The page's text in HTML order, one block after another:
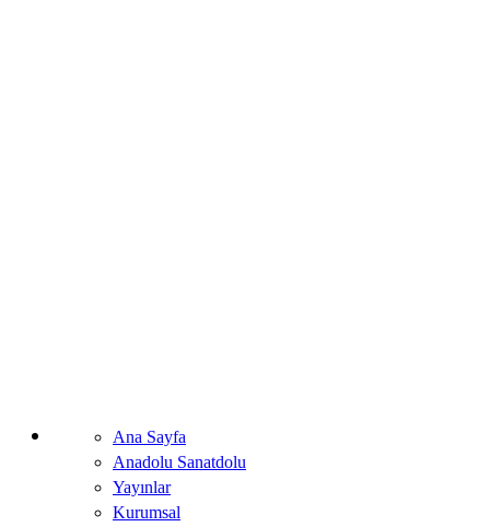
Ana Sayfa
Anadolu Sanatdolu
Yayınlar
Kurumsal